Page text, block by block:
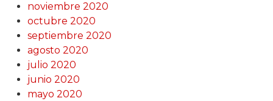
noviembre 2020
octubre 2020
septiembre 2020
agosto 2020
julio 2020
junio 2020
mayo 2020